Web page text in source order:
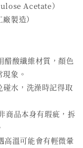
Acetate）
製造）
酸纖維材質，顏色
象。
水，洗澡時記得取
品本身有瑕疵，拆
溫可能會有輕微暈